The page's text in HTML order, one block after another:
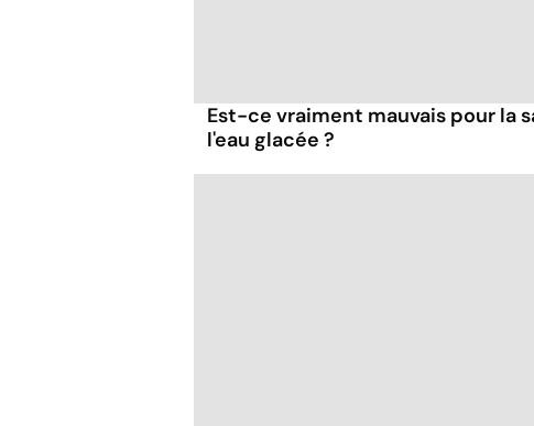
Est-ce vraiment mauvais pour la
l'eau glacée ?